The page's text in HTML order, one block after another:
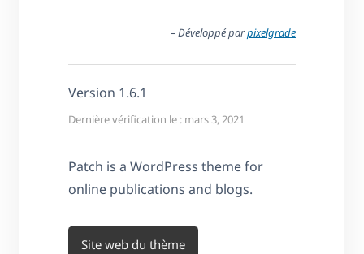
– Développé parpixelgrade
Version 1.6.1
Dernière vérification le : mars 3, 2021
Patch is a WordPress theme for
online publications and blogs.
Site web du thème